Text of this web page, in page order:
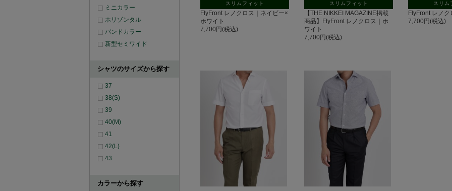
ミニカラー
ホリゾンタル
バンドカラー
新型セミワイド
シャツのサイズから探す
37
38(S)
39
40(M)
41
42(L)
43
カラーから探す
スリムフィット
FlyFront レノクロス｜ネイビー×
ホワイト
7,700円(税込)
スリムフィット
【THE NIKKEI MAGAZINE掲載
商品】FlyFront レノクロス｜ホ
ワイト
7,700円(税込)
スリム
FlyFront レノ
7,700円(税込)